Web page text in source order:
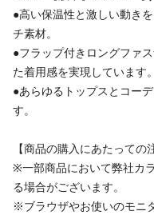
●高い保温性と激しい動き
チ素材。
●フラップ付きロングファ
た着用感を実現しています。
●あらゆるトップスとコー
す。
【商品の購入にあたっての
※一部商品において弊社カ
る場合がございます。
※ブラウザやお使いのモニ